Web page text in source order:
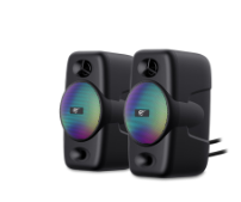
panier